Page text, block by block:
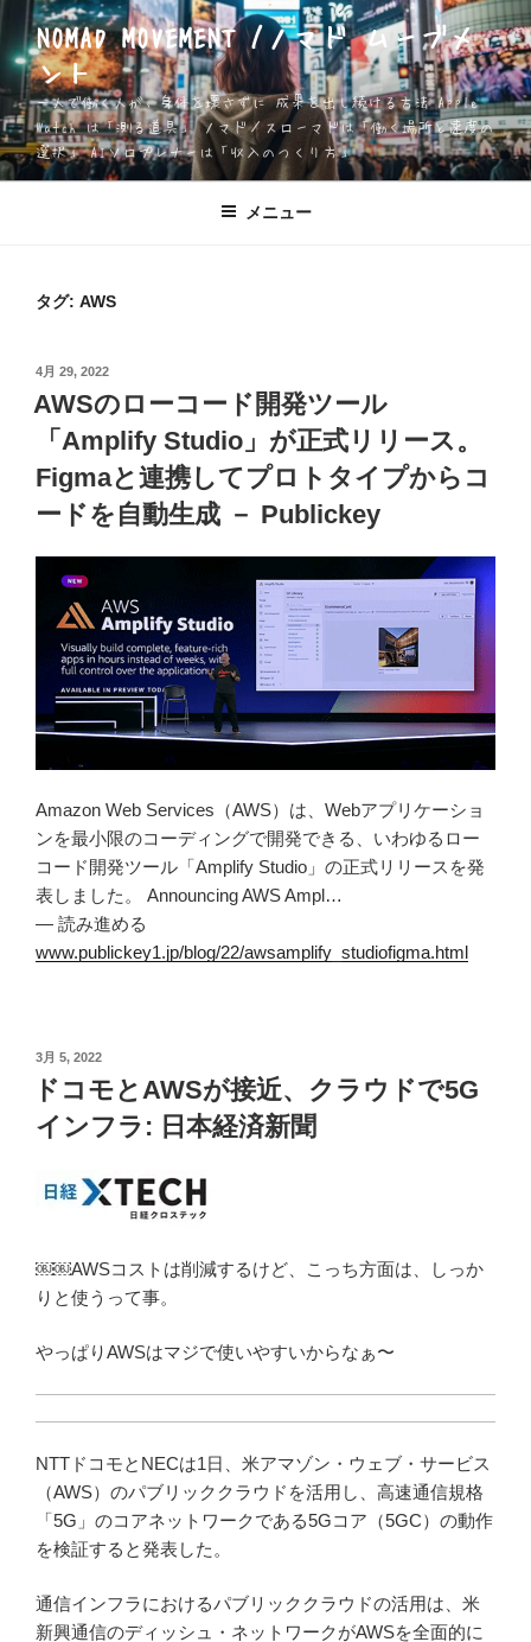
ン
テ
ン
ツ
へ
ス
NOMAD MOVEMENT /ノマド ムーブメ
ント
一人で働く人が、身体を壊さずに 成果を出し続ける方法 Apple
Watch は「測る道具」 ノマド／スローマドは「働く場所と速度の
選択」 AIソロプレナーは「収入のつくり方」
メニュー
タグ: AWS
投
日:
4月 29, 2022
AWSのローコード開発ツール
「Amplify Studio」が正式リリース。
Figmaと連携してプロトタイプからコ
ードを自動生成 － Publickey
Amazon Web Services（AWS）は、Webアプリケーショ
ンを最小限のコーディングで開発できる、いわゆるロー
コード開発ツール「Amplify Studio」の正式リリースを発
表しました。 Announcing AWS Ampl…
— 読み進める
www.publickey1.jp/blog/22/awsamplify_studiofigma.html
投
稿
日:
3月 5, 2022
ドコモとAWSが接近、クラウドで5G
インフラ: 日本経済新聞
￼￼AWSコストは削減するけど、こっち方面は、しっか
りと使うって事。
やっぱりAWSはマジで使いやすいからなぁ〜
NTTドコモとNECは1日、米アマゾン・ウェブ・サービス
（AWS）のパブリッククラウドを活用し、高速通信規格
「5G」のコアネットワークである5Gコア（5GC）の動作
を検証すると発表した。
通信インフラにおけるパブリッククラウドの活用は、米
新興通信のディッシュ・ネットワークがAWSを全面的に